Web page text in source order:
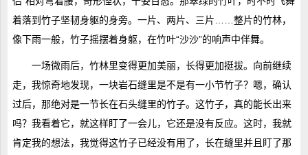
着落到竹子坚韧身躯的身旁。一片、两片、三片……整片的竹林，
像下雨一般，竹子摇摆着身躯，在竹叶“沙沙”的响声中伴舞。
一场微雨后，竹林里变得更加美丽，长得更加挺拔。向前继续
走，我惊奇地发现，一块岩石缝里是不是有一小节竹子？嗯，确认
过后，那绝对是一节长在石头缝里的竹子。这竹子，真的能长出来
吗？我看着它，就这样盯了一会儿，它还是没有反应。这时，我就
肯定我的想法，我觉得这竹子已经没有用了，长在缝里并且盯了那